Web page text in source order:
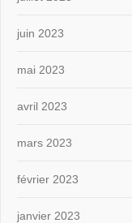
juin 2023
mai 2023
avril 2023
mars 2023
février 2023
janvier 2023